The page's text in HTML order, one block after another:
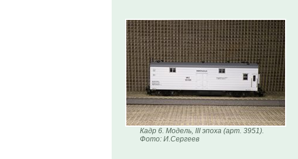
Кадр 6. Модель, III эпоха (арт. 3951).
Фото: И.Сергеев